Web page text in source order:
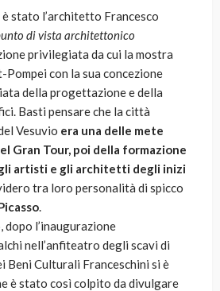
stato l’architetto Francesco
di vista architettonico
privilegiata da cui la mostra
Pompei con la sua concezione
della progettazione e della
Basti pensare che la città
Vesuvio era una delle mete
Gran Tour, poi della formazione
artisti e gli architetti degli inizi
tra loro personalità di spicco
.
l’inaugurazione
nell’anfiteatro degli scavi di
Beni Culturali Franceschini si è
è stato così colpito da divulgare